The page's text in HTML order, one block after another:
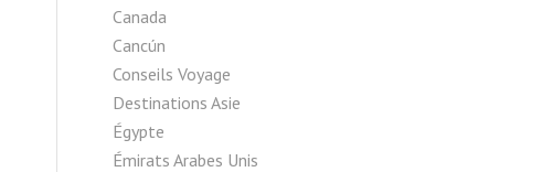
Canada
Cancún
Conseils Voyage
Destinations Asie
Égypte
Émirats Arabes Unis